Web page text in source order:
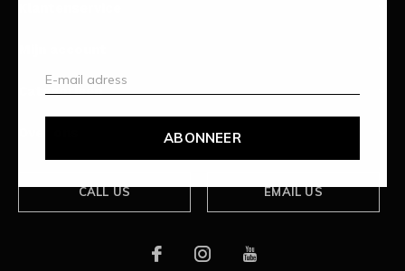
ABONNEER
Categorieën
CALL US EMAIL US